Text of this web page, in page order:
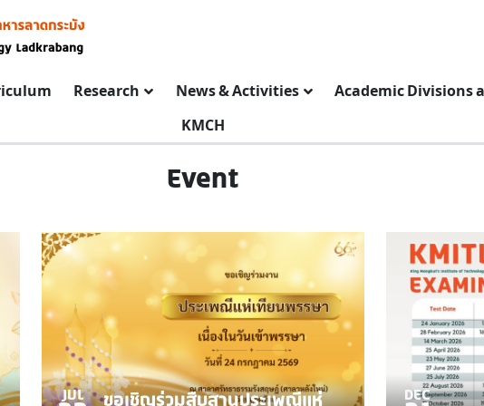
Research News & Activities Academic Divisions
KMCH
Event
JUL
ขอเชิญร่วมสืบสานประเพณีแห่
DEC